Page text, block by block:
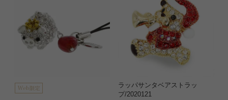
ラッパサンタベアストラッ
プ/2020121